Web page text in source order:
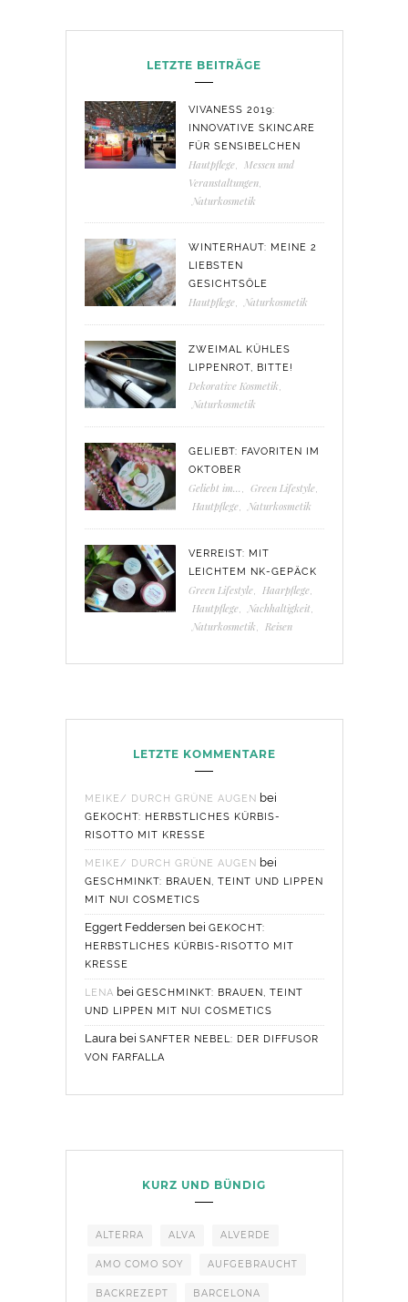
LETZTE BEITRÄGE
VIVANESS 2019:
INNOVATIVE SKINCARE
FÜR SENSIBELCHEN
Hautpflege,
Messen und
Veranstaltungen,
Naturkosmetik
WINTERHAUT: MEINE 2
LIEBSTEN
GESICHTSÖLE
Hautpflege, Naturkosmetik
ZWEIMAL KÜHLES
LIPPENROT, BITTE!
Dekorative Kosmetik
Naturkosmetik
GELIEBT: FAVORITEN IM
OKTOBER
Geliebt im... Green Lifestyle,
Hautpflege, Naturkosmetik
VERREIST: MIT
LEICHTEM NK-GEPÄCK
Green Lifestyle, Haarpflege,
Hautpflege, Nachhaltigkeit
Naturkosmetik
Reisen
LETZTE KOMMENTARE
MEIKE/ DURCH GRÜNE AUGEN bei
GEKOCHT: HERBSTLICHES KÜRBIS-
RISOTTO MIT KRESSE
MEIKE/ DURCH GRÜNE AUGEN bei
GESCHMINKT: BRAUEN, TEINT UND LIPPEN
MIT NUI COSMETICS
Eggert Feddersen bei GEKOCHT:
HERBSTLICHES KÜRBIS-RISOTTO MIT
KRESSE
LENA bei GESCHMINKT: BRAUEN, TEINT
UND LIPPEN MIT NUI COSMETICS
Laurabei SANFTER NEBEL: DER DIFFUSOR
VON FARFALLA
KURZ UND BÜNDIG
ALTERRA ALVA ALVERDE
AMO COMO SOY AUFGEBRAUCHT
BACKREZEPT BARCELONA